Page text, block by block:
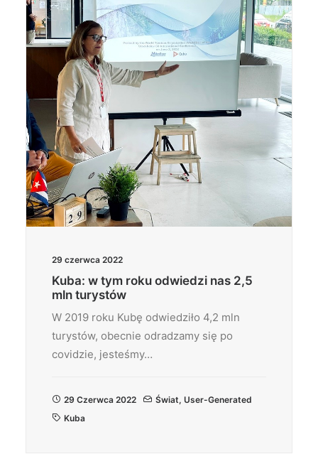
Wyszukiwanie
29 czerwca 2022
Kuba: w tym roku odwiedzi nas 2,5
mln turystów
W 2019 roku Kubę odwiedziło 4,2 mln
turystów, obecnie odradzamy się po
covidzie, jesteśmy…
29 Czerwca 2022 Świat, User-Generated
Kuba